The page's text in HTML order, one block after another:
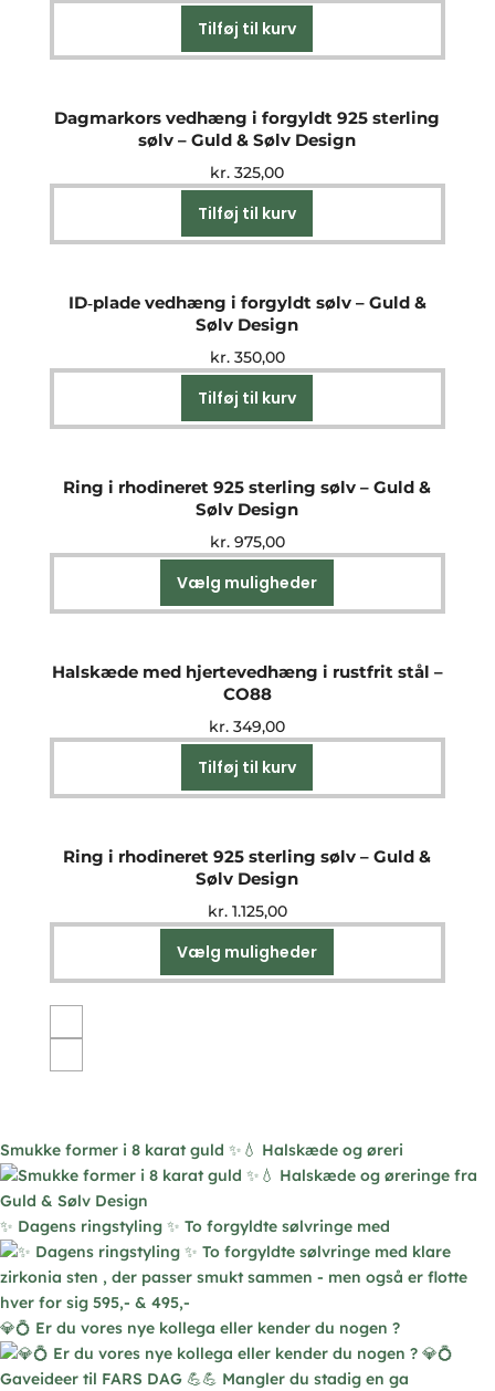
Tilføj til kurv
Dagmarkors vedhæng i forgyldt 925 sterling
sølv – Guld & Sølv Design
kr. 325,00
Tilføj til kurv
ID‑plade vedhæng i forgyldt sølv – Guld &
Sølv Design
kr.350,00
Tilføj til kurv
Ring i rhodineret 925 sterling sølv – Guld &
Sølv Design
kr.975,00
Vælg muligheder
vare
varianter.
kan
Halskæde med hjertevedhæng i rustfrit stål –
CO88
kr. 349,00
Tilføj til kurv
Ring i rhodineret 925 sterling sølv – Guld &
Sølv Design
kr.1.125,00
Vælg muligheder
vare
på
varesiden
Smukke former i 8 karat guld ✨💧 Halskæde og øreri
✨ Dagens ringstyling ✨ To forgyldte sølvringe med
💎💍 Er du vores nye kollega eller kender du nogen ?
Gaveideer til FARS DAG 💪💪 Mangler du stadig en ga